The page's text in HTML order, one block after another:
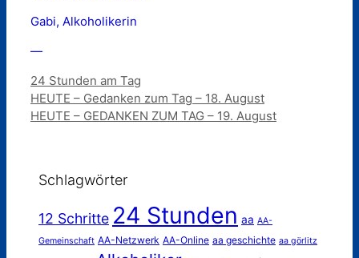
Gabi, Alkoholikerin
—
Kategorien
24 Stunden am Tag
HEUTE – Gedanken zum Tag – 18. August
HEUTE – GEDANKEN ZUM TAG – 19. August
Schlagwörter
12 Schritte 24 Stunden aa AA-
Gemeinschaft AA-Netzwerk AA-Online aa geschichte aa görlitz